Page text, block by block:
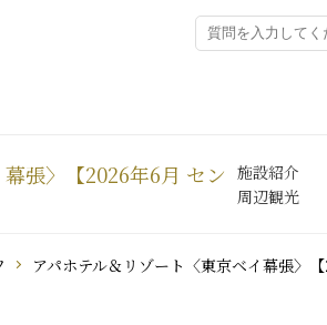
張〉【2026年6月 セン 施設紹介
周辺観光
アパホテル＆リゾート〈東京ベイ幕張〉